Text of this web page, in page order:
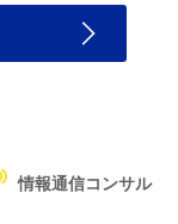
情報通信コンサル